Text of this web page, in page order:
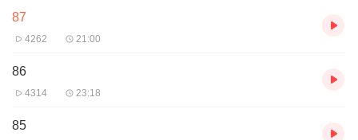
87
4262 21:00
86
4314 23:18
85